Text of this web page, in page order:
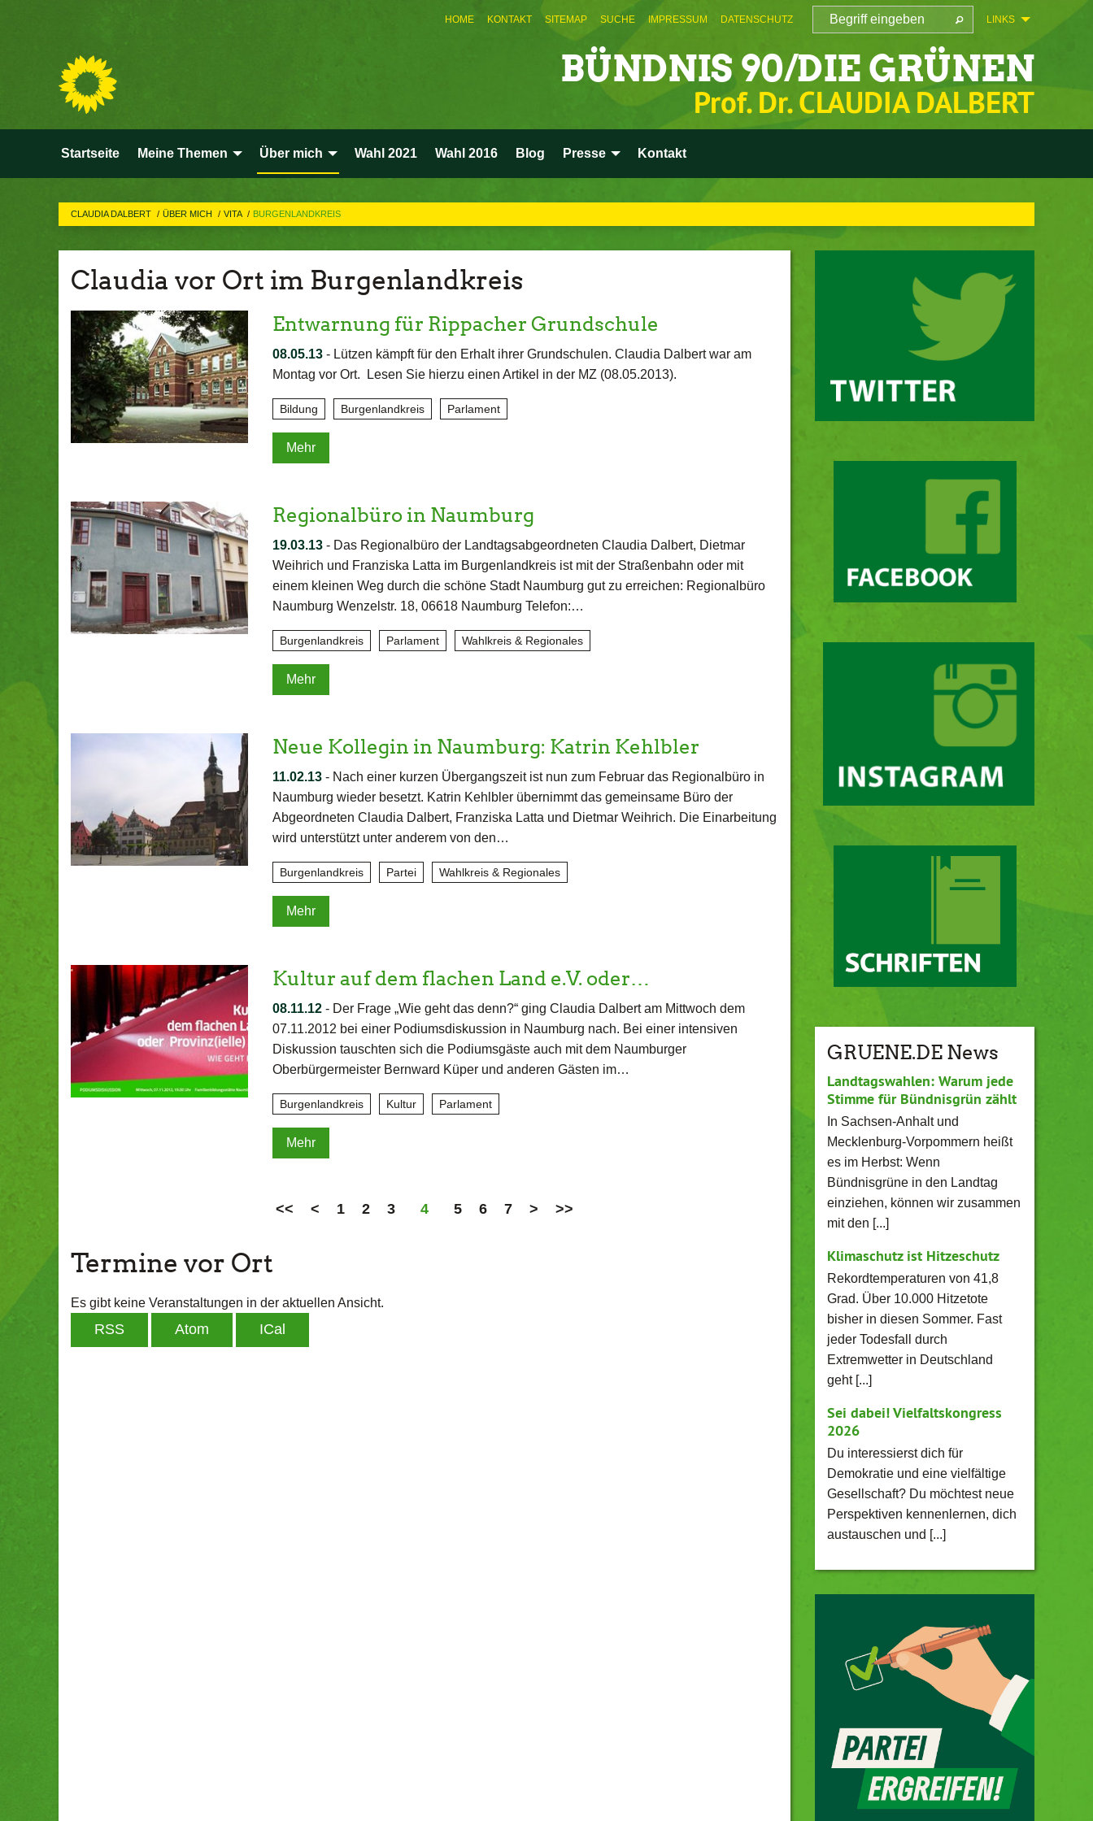
LINKS
HOME KONTAKT SITEMAP SUCHE IMPRESSUM DATENSCHUTZ
BÜNDNIS 90/DIE GRÜNEN
Prof. Dr. CLAUDIA DALBERT
Startseite Meine Themen Über mich Wahl 2021 Wahl 2016 Blog Presse Kontakt
CLAUDIA DALBERT ÜBER MICH VITA BURGENLANDKREIS
Claudia vor Ort im Burgenlandkreis
Entwarnung für Rippacher Grundschule
08.05.13- Lützen kämpft für den Erhalt ihrer Grundschulen. Claudia Dalbert war am
Montag vor Ort. Lesen Sie hierzu einen Artikel in der MZ (08.05.2013).
Bildung Burgenlandkreis Parlament
Mehr
Regionalbüro in Naumburg
19.03.13- Das Regionalbüro der Landtagsabgeordneten Claudia Dalbert, Dietmar
Weihrich und Franziska Latta im Burgenlandkreis ist mit der Straßenbahn oder mit
einem kleinen Weg durch die schöne Stadt Naumburg gut zu erreichen: Regionalbüro
Naumburg Wenzelstr. 18, 06618 Naumburg Telefon:…
Burgenlandkreis Parlament Wahlkreis & Regionales
Mehr
Neue Kollegin in Naumburg: Katrin Kehlbler
11.02.13- Nach einer kurzen Übergangszeit ist nun zum Februar das Regionalbüro in
Naumburg wieder besetzt. Katrin Kehlbler übernimmt das gemeinsame Büro der
Abgeordneten Claudia Dalbert, Franziska Latta und Dietmar Weihrich. Die Einarbeitung
wird unterstützt unter anderem von den…
Burgenlandkreis Partei Wahlkreis & Regionales
Mehr
Kultur auf dem flachen Land e.V. oder…
08.11.12- Der Frage „Wie geht das denn?“ ging Claudia Dalbert am Mittwoch dem
07.11.2012 bei einer Podiumsdiskussion in Naumburg nach. Bei einer intensiven
Diskussion tauschten sich die Podiumsgäste auch mit dem Naumburger
Oberbürgermeister Bernward Küper und anderen Gästen im…
Burgenlandkreis Kultur Parlament
Mehr
<< < 1 2 3 4 5 6 7 > >>
Termine vor Ort
Es gibt keine Veranstaltungen in der aktuellen Ansicht.
RSS Atom ICal
GRUENE.DE News
Landtagswahlen: Warum jede
Stimme für Bündnisgrün zählt
In Sachsen-Anhalt und
Mecklenburg-Vorpommern heißt
es im Herbst: Wenn
Bündnisgrüne in den Landtag
einziehen, können wir zusammen
mit den [...]
Klimaschutz ist Hitzeschutz
Rekordtemperaturen von 41,8
Grad. Über 10.000 Hitzetote
bisher in diesen Sommer. Fast
jeder Todesfall durch
Extremwetter in Deutschland
geht [...]
Sei dabei! Vielfaltskongress
2026
Du interessierst dich für
Demokratie und eine vielfältige
Gesellschaft? Du möchtest neue
Perspektiven kennenlernen, dich
austauschen und [...]